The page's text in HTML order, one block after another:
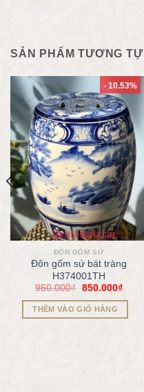
SẢN PHẨM TƯƠNG TỰ
- 10.53%
ĐÔN GỐM SỨ
Đôn gốm sứ bát tràng
H374001TH
950.000₫ 850.000₫
THÊM VÀO GIỎ HÀNG